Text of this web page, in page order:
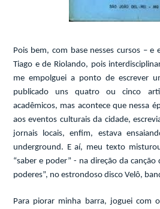
Pois bem, com base nesses cursos –
Tiago e de Riolando, pois
me empolguei a ponto de escrever
publicado uns quatro ou cinco
acadêmicos, mas acontece que nessa
aos eventos culturais da cidade,
jornais locais, enfim, estava
underground. E aí, meu texto
“saber e poder” - na direção da canção
poderes”, no estrondoso disco Velô,
Para piorar minha barra, joguei com